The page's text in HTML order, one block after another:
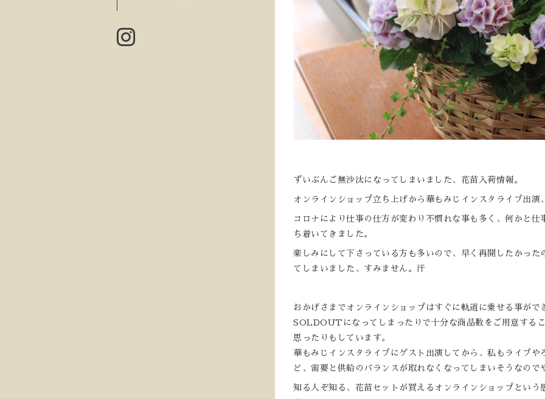
ずいぶんご無沙汰になってしまいました、花苗入荷情報。
オンラインショップ立ち上げから華もみじインスタライブ出演
コロナにより仕事の仕方が変わり不慣れな事も多く、何かと仕
ち着いてきました。
楽しみにして下さっている方も多いので、早く再開したかった
てしまいました、すみません。汗
おかげさまでオンラインショップはすぐに軌道に乗せる事がで
SOLDOUTになってしまったりで十分な商品数をご用意する
思ったりもしています。
華もみじインスタライブにゲスト出演してから、私もライブや
ど、需要と供給のバランスが取れなくなってしまいそうなので
知る人ぞ知る、花苗セットが買えるオンラインショップという